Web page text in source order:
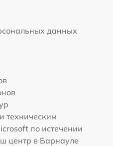
данных
техническим
по истечении
центр в Барнауле